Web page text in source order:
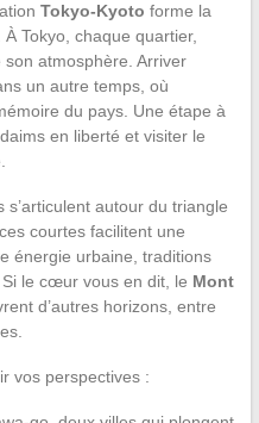
Tokyo-Kyoto forme la
Tokyo, chaque quartier,
son atmosphère. Arriver
un autre temps, où
du pays. Une étape à
en liberté et visiter le
autour du triangle
courtes facilitent une
énergie urbaine, traditions
le cœur vous en dit, le Mont
d’autres horizons, entre
vos perspectives :